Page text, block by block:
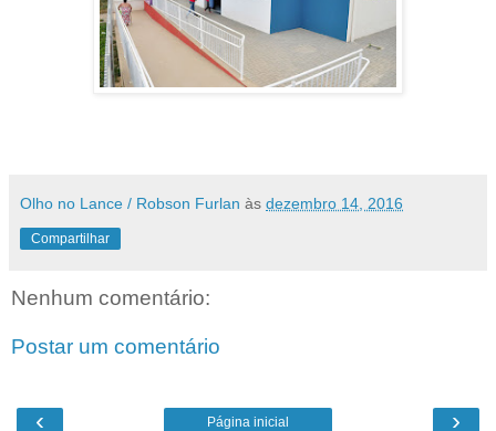
Olho no Lance / Robson Furlan às dezembro 14, 2016
Compartilhar
Nenhum comentário:
Postar um comentário
‹ ›
Página inicial